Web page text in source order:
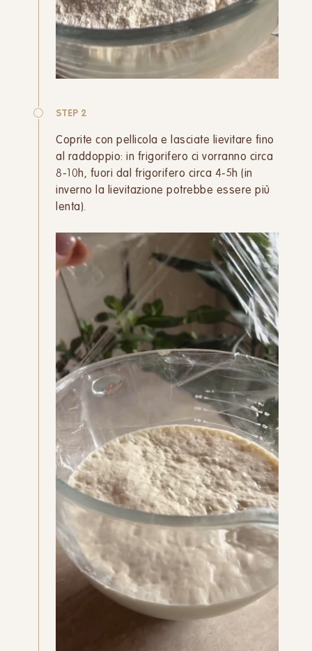
STEP 2
Coprite con pellicola e lasciate lievitare fino
al raddoppio: in frigorifero ci vorranno circa
8-10h, fuori dal frigorifero circa 4-5h (in
inverno la lievitazione potrebbe essere più
lenta).